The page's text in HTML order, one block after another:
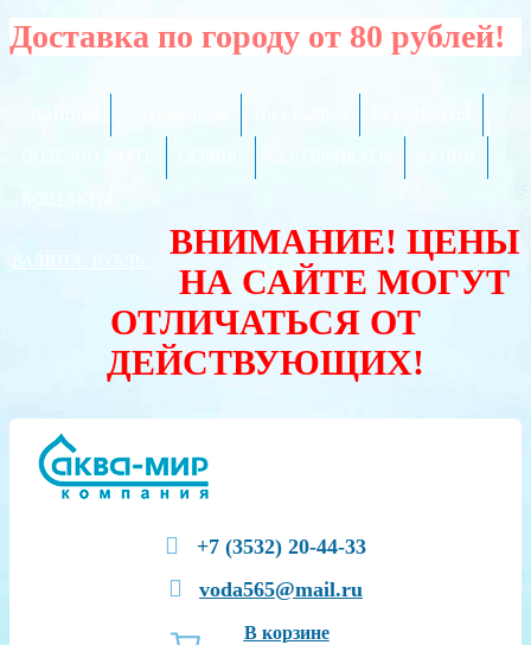
Доставка по городу от 80 рублей!
ВАЛЮТА:
ВНИМАНИЕ! ЦЕНЫ
НА САЙТЕ МОГУТ
ОТЛИЧАТЬСЯ ОТ
ДЕЙСТВУЮЩИХ!
+7 (3532) 20-44-33
voda565@mail.ru
В корзине